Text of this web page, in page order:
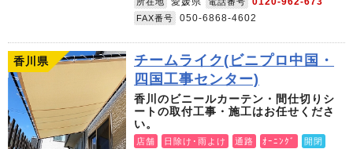
FAX番号 050-6868-4602
香川県
チームライク(ビニプロ中国・
四国工事センター)
香川のビニールカーテン・間仕切りシ
ートの取付工事・施工はお任せくださ
い。
店舗 日除け･雨よけ 通路 ｵｰﾆﾝｸﾞ
開閉